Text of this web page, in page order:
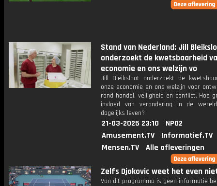
Stand van Nederland: Jill
onderzoekt de kwetsbaarheid
economie en ons welzijn vo
Jill Bleiksloot onderzoekt de
onze economie en ons welzijn voor
rond handel, veiligheid en conflict. Hoe
invloed van verandering in de
dagelijks leven?
21-03-2025 23:10
NPO2
Amusement.TV
Informatief.TV
Mensen.TV
Alle afleveringen
Zelfs Djokovic weet het even
Van dit programma is geen informatie